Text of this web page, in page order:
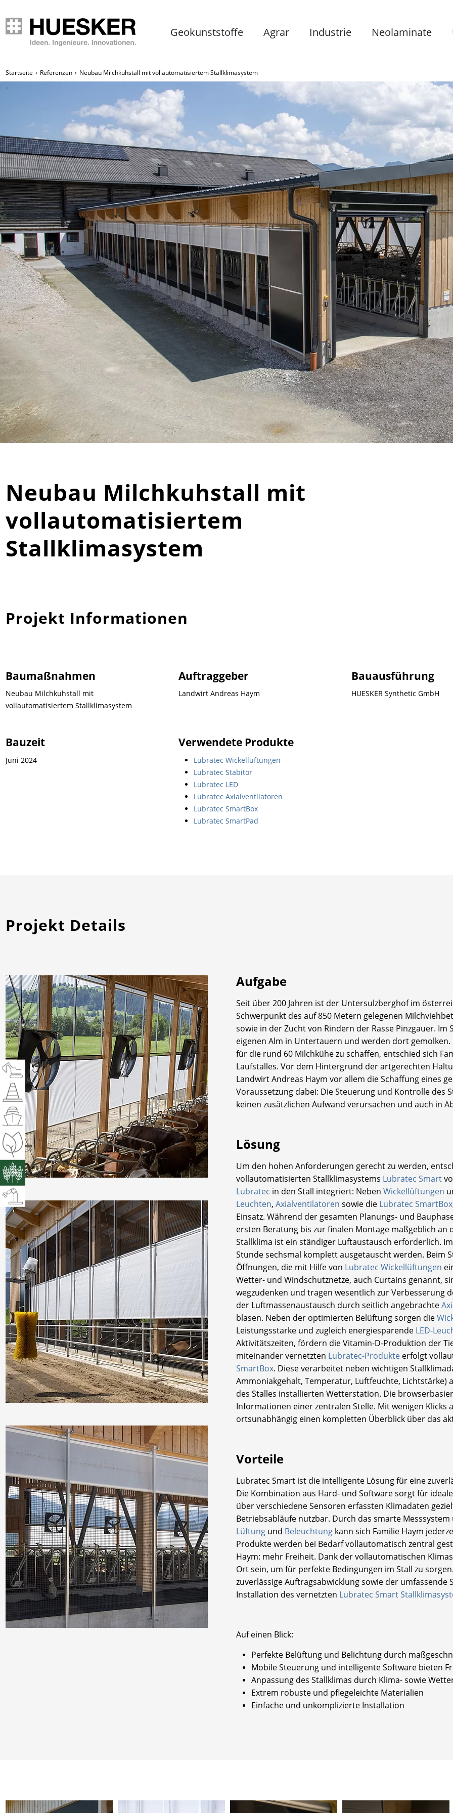
Geokunststoffe Agrar Industrie Neolaminate
Startseite Referenzen Neubau Milchkuhstall mit vollautomatisiertem Stallklimasystem
Neubau Milchkuhstall mit
vollautomatisiertem
Stallklimasystem
Projekt Informationen
Baumaßnahmen
Neubau Milchkuhstall mit
vollautomatisiertem Stallklimasystem
Auftraggeber
Landwirt Andreas Haym
Bauausführung
HUESKER Synthetic GmbH
Bauzeit
Juni 2024
Verwendete Produkte
Lubratec Wickellüftungen
Lubratec Stabitor
Lubratec LED
Lubratec Axialventilatoren
Lubratec SmartBox
Lubratec SmartPad
Projekt Details
Aufgabe
Seit über 200 Jahren ist der Untersulzberghof im
Schwerpunkt des auf 850 Metern gelegenen
sowie in der Zucht von Rindern der Rasse Pinzgauer.
eigenen Alm in Untertauern und werden dort
für die rund 60 Milchkühe zu schaffen, entschied sich
Laufstalles. Vor dem Hintergrund der artgerechten
Landwirt Andreas Haym vor allem die Schaffung eines
Voraussetzung dabei: Die Steuerung und Kontrolle
keinen zusätzlichen Aufwand verursachen und auch in
Lösung
Um den hohen Anforderungen gerecht zu werden,
vollautomatisierten Stallklimasystems Lubratec Smart
Lubratec in den Stall integriert: Neben Wickellüftungen
Leuchten, Axialventilatoren sowie die Lubratec SmartBox
Einsatz. Während der gesamten Planungs- und
ersten Beratung bis zur finalen Montage maßgeblich
Stallklima ist ein ständiger Luftaustausch erforderlich.
Stunde sechsmal komplett ausgetauscht werden. Beim
Öffnungen, die mit Hilfe von Lubratec Wickellüftungen
Wetter- und Windschutznetze, auch Curtains genannt,
wegzudenken und tragen wesentlich zur Verbesserung
der Luftmassenaustausch durch seitlich angebrachte
blasen. Neben der optimierten Belüftung sorgen die
Leistungsstarke und zugleich energiesparende LED-
Aktivitätszeiten, fördern die Vitamin-D-Produktion der
miteinander vernetzten Lubratec-Produkteerfolgt
SmartBox. Diese verarbeitet neben wichtigen
Ammoniakgehalt, Temperatur, Luftfeuchte,
des Stalles installierten Wetterstation. Die
Informationen einer zentralen Stelle. Mit wenigen Klicks
ortsunabhängig einen kompletten Überblick über das
Vorteile
Lubratec Smart ist die intelligente Lösung für eine
Die Kombination aus Hard- und Software sorgt für
über verschiedene Sensoren erfassten Klimadaten
Betriebsabläufe nutzbar. Durch das smarte
Lüftungund Beleuchtungkann sich Familie Haym
Produkte werden bei Bedarf vollautomatisch zentral
Haym: mehr Freiheit. Dank der vollautomatischen
Ort sein, um für perfekte Bedingungen im Stall zu
zuverlässige Auftragsabwicklung sowie der umfassende
Installation des vernetzten Lubratec Smart
Auf einen Blick:
Perfekte Belüftung und Belichtung durch
Mobile Steuerung und intelligente Software bieten
Anpassung des Stallklimas durch Klima- sowie
Extrem robuste und pflegeleichte Materialien
Einfache und unkomplizierte Installation